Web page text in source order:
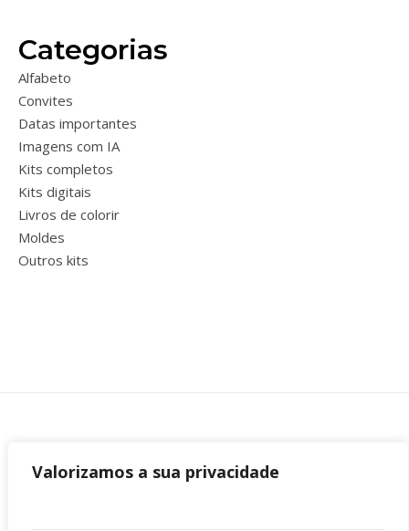
Valorizamos a sua privacidade
Categorias
Alfabeto
Convites
Datas importantes
Imagens com IA
Kits completos
Kits digitais
Livros de colorir
Moldes
Outros kits